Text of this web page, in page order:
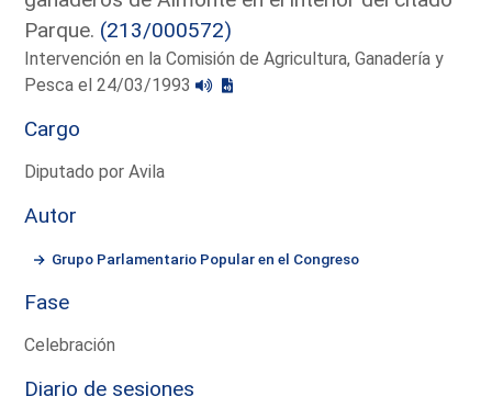
Parque. (213/000572)
Intervención en la Comisión de Agricultura, Ganadería y
Pesca el 24/03/1993
Cargo
Diputado por Avila
Autor
Grupo Parlamentario Popular en el Congreso
Fase
Celebración
Diario de sesiones